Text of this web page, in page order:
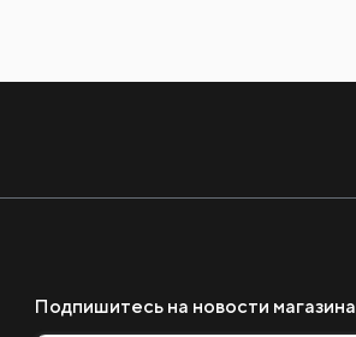
Подпишитесь на новости магазина